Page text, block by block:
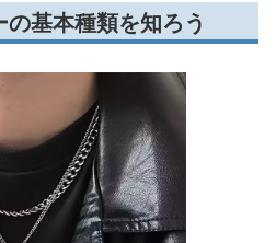
基本種類を知ろう